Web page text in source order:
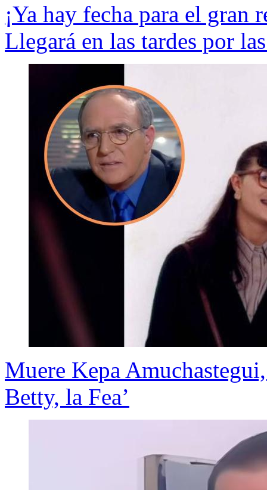
¡Ya hay fecha para el gran
Llegará en las tardes por
Muere Kepa
Betty, la Fea’